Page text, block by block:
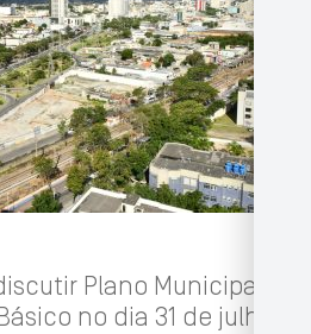
Plano Municipal
no dia 31 de julho